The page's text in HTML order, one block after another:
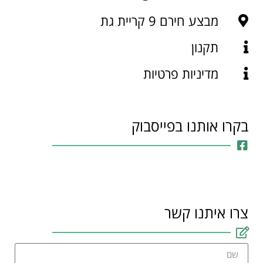
מבצע חירם 9 קריית גת
תקנון
מדיניות פרטיות
בקרו אותנו בפייסבוק
צרו איתנו קשר